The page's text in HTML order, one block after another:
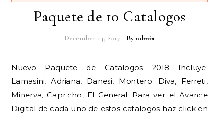
Paquete de 10 Catalogos
December 14, 2017 - By admin
Nuevo Paquete de Catalogos 2018 Incluye:
Lamasini, Adriana, Danesi, Montero, Diva, Ferreti,
Minerva, Capricho, El General. Para ver el Avance
Digital de cada uno de estos catalogos haz click en